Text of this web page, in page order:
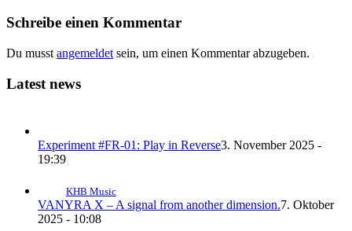
Schreibe einen Kommentar
Du musst angemeldet sein, um einen Kommentar abzugeben.
Latest news
Experiment #FR-01: Play in Reverse3. November 2025 -
19:39
KHB Music
VANYRA X – A signal from another dimension.7. Oktober
2025 - 10:08